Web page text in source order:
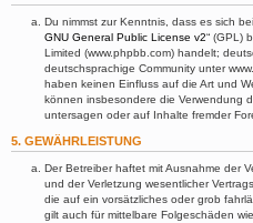
Du nimmst zur Kenntnis, dass es sich
GNU General Public License v2“ (GPL)
Limited (www.phpbb.com) handelt;
deutschsprachige Community unter
haben keinen Einfluss auf die Art und
können insbesondere die Verwendung
untersagen oder auf Inhalte fremder
5. GEWÄHRLEISTUNG
Der Betreiber haftet mit Ausnahme der
und der Verletzung wesentlicher
die auf ein vorsätzliches oder grob
gilt auch für mittelbare Folgeschäden